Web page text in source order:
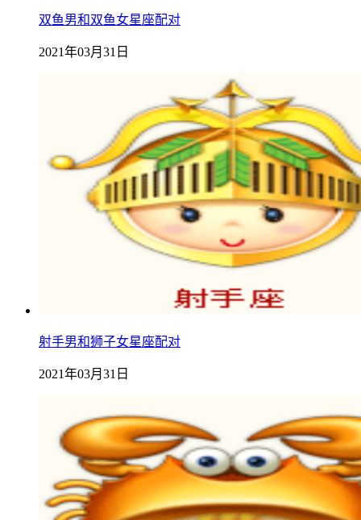
双鱼男和双鱼女星座配对
2021年03月31日
射手男和狮子女星座配对
2021年03月31日